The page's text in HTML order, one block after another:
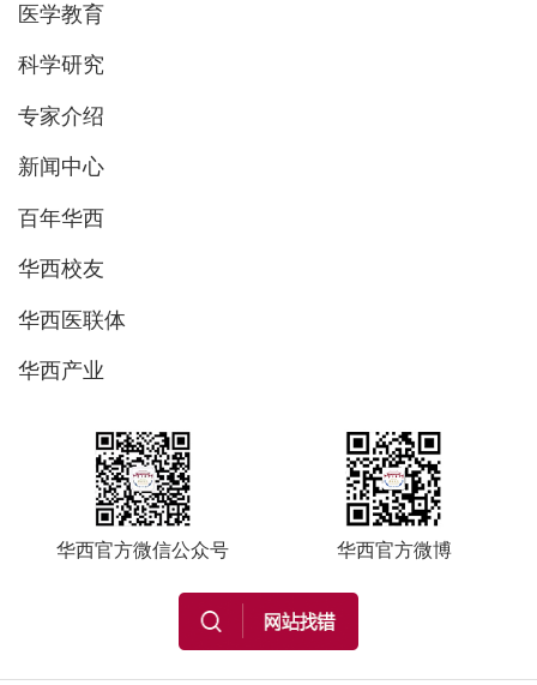
医学教育
科学研究
专家介绍
新闻中心
百年华西
华西校友
华西医联体
华西产业
华西官方微信公众号 华西官方微博